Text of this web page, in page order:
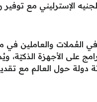
والجنيه الإسترليني مع
والعاملين في
على الأجهزة
حول العالم مع